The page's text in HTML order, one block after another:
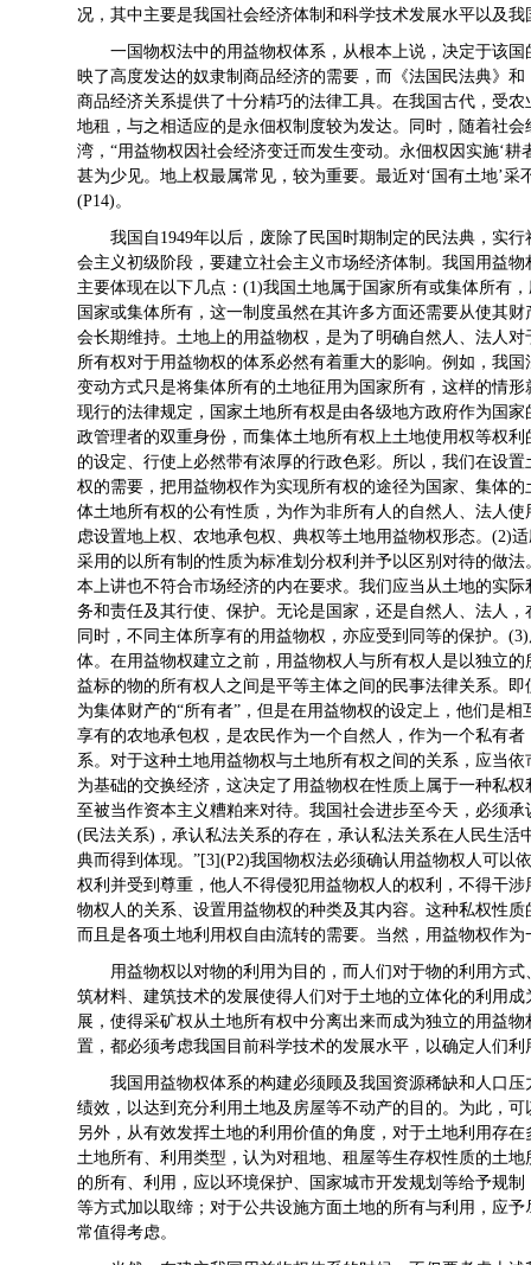
况，其中主要是我国社会经济体制和科学技术发展水平以及
一国物权法中的用益物权体系，从根本上说，决定于该
映了高度发达的奴隶制商品经济的需要，而《法国民法典》
商品经济关系提供了十分精巧的法律工具。在我国古代，受
地租，与之相适应的是永佃权制度较为发达。同时，随着社
湾，“用益物权因社会经济变迁而发生变动。永佃权因实施‘
甚为少见。地上权最属常见，较为重要。最近对‘国有土地’
(P14)。
我国自1949年以后，废除了民国时期制定的民法典，实
会主义初级阶段，要建立社会主义市场经济体制。我国用益
主要体现在以下几点：(1)我国土地属于国家所有或集体所有
国家或集体所有，这一制度虽然在其许多方面还需要从使其
会长期维持。土地上的用益物权，是为了明确自然人、法人
所有权对于用益物权的体系必然有着重大的影响。例如，我
变动方式只是将集体所有的土地征用为国家所有，这样的情
现行的法律规定，国家土地所有权是由各级地方政府作为国
政管理者的双重身份，而集体土地所有权上土地使用权等权
的设定、行使上必然带有浓厚的行政色彩。所以，我们在设
权的需要，把用益物权作为实现所有权的途径为国家、集体
体土地所有权的公有性质，为作为非所有人的自然人、法人
虑设置地上权、农地承包权、典权等土地用益物权形态。(2)
采用的以所有制的性质为标准划分权利并予以区别对待的做
本上讲也不符合市场经济的内在要求。我们应当从土地的实
务和责任及其行使、保护。无论是国家，还是自然人、法人
同时，不同主体所享有的用益物权，亦应受到同等的保护。
体。在用益物权建立之前，用益物权人与所有权人是以独立
益标的物的所有权人之间是平等主体之间的民事法律关系。
为集体财产的“所有者”，但是在用益物权的设定上，他们是
享有的农地承包权，是农民作为一个自然人，作为一个私有
系。对于这种土地用益物权与土地所有权之间的关系，应当
为基础的交换经济，这决定了用益物权在性质上属于一种私
至被当作资本主义糟粕来对待。我国社会进步至今天，必须
(民法关系)，承认私法关系的存在，承认私法关系在人民生
典而得到体现。”[3](P2)我国物权法必须确认用益物权人可以
权利并受到尊重，他人不得侵犯用益物权人的权利，不得干
物权人的关系、设置用益物权的种类及其内容。这种私权性
而且是各项土地利用权自由流转的需要。当然，用益物权作
用益物权以对物的利用为目的，而人们对于物的利用方
筑材料、建筑技术的发展使得人们对于土地的立体化的利用
展，使得采矿权从土地所有权中分离出来而成为独立的用益
置，都必须考虑我国目前科学技术的发展水平，以确定人们
我国用益物权体系的构建必须顾及我国资源稀缺和人口
绩效，以达到充分利用土地及房屋等不动产的目的。为此，
另外，从有效发挥土地的利用价值的角度，对于土地利用存
土地所有、利用类型，认为对租地、租屋等生存权性质的土
的所有、利用，应以环境保护、国家城市开发规划等给予规
等方式加以取缔；对于公共设施方面土地的所有与利用，应
常值得考虑。